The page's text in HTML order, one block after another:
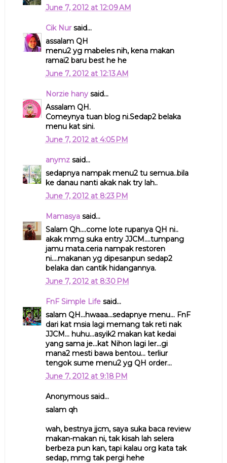
June 7, 2012 at 12:09 AM
Cik Nursaid...
assalam QH
menu2 yg mabeles nih, kena makan
ramai2 baru best he he
June 7, 2012 at 12:13 AM
Norzie hanysaid...
Assalam QH.
Comeynya tuan blog ni.Sedap2 belaka
menu kat sini.
June 7, 2012 at 4:05 PM
anymzsaid...
sedapnya nampak menu2 tu semua..bila
ke danau nanti akak nak try lah..
June 7, 2012 at 8:23 PM
Mamasyasaid...
Salam Qh....come lote rupanya QH ni..
akak mmg suka entry JJCM....tumpang
jamu mata.ceria nampak restoren
ni....makanan yg dipesanpun sedap2
belaka dan cantik hidangannya.
June 7, 2012 at 8:30 PM
FnF Simple Lifesaid...
salam QH...hwaaa...sedapnye menu... FnF
dari kat msia lagi memang tak reti nak
JJCM... huhu...asyik2 makan kat kedai
yang sama je...kat Nihon lagi ler...gi
mana2 mesti bawa bentou... terliur
tengok sume menu2 yg QH order...
June 7, 2012 at 9:18 PM
Anonymous said...
salam qh
wah, bestnya jjcm, saya suka baca review
makan-makan ni, tak kisah lah selera
berbeza pun kan, tapi kalau org kata tak
sedap, mmg tak pergi hehe